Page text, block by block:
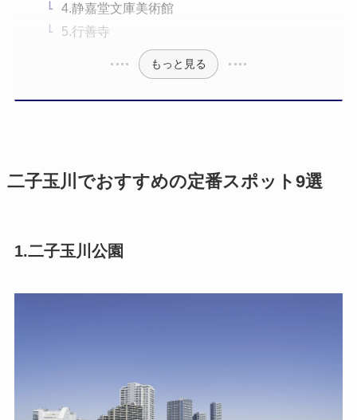
4.静嘉堂文庫美術館
5.行善寺
もっと見る
二子玉川でおすすめの定番スポット9選
1.二子玉川公園